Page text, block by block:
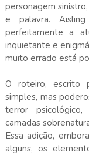
personagem
e palavra. Aisling
perfeitamente a
inquietante e
muito errado está
O roteiro, escrito
simples, mas
terror
camadas
Essa adição,
alguns, os